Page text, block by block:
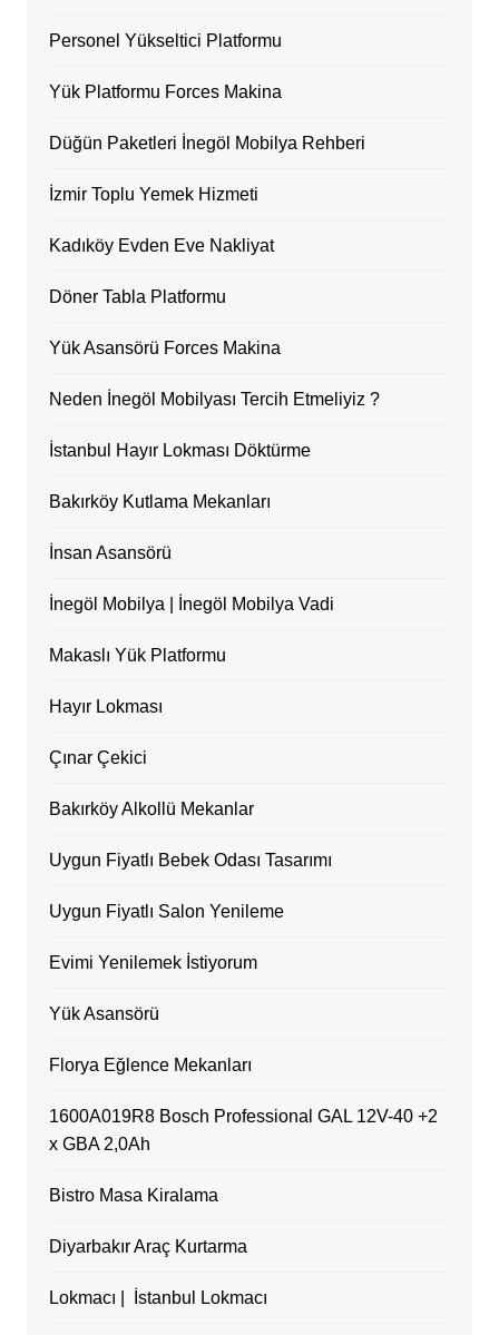
Personel Yükseltici Platformu
Yük Platformu Forces Makina
Düğün Paketleri İnegöl Mobilya Rehberi
İzmir Toplu Yemek Hizmeti
Kadıköy Evden Eve Nakliyat
Döner Tabla Platformu
Yük Asansörü Forces Makina
Neden İnegöl Mobilyası Tercih Etmeliyiz ?
İstanbul Hayır Lokması Döktürme
Bakırköy Kutlama Mekanları
İnsan Asansörü
İnegöl Mobilya | İnegöl Mobilya Vadi
Makaslı Yük Platformu
Hayır Lokması
Çınar Çekici
Bakırköy Alkollü Mekanlar
Uygun Fiyatlı Bebek Odası Tasarımı
Uygun Fiyatlı Salon Yenileme
Evimi Yenilemek İstiyorum
Yük Asansörü
Florya Eğlence Mekanları
1600A019R8 Bosch Professional GAL 12V-40 +2
x GBA 2,0Ah
Bistro Masa Kiralama
Diyarbakır Araç Kurtarma
Lokmacı | İstanbul Lokmacı